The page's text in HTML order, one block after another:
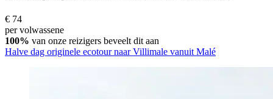
€ 74
per volwassene
100% van onze reizigers beveelt dit aan
Halve dag originele ecotour naar Villimale vanuit Malé